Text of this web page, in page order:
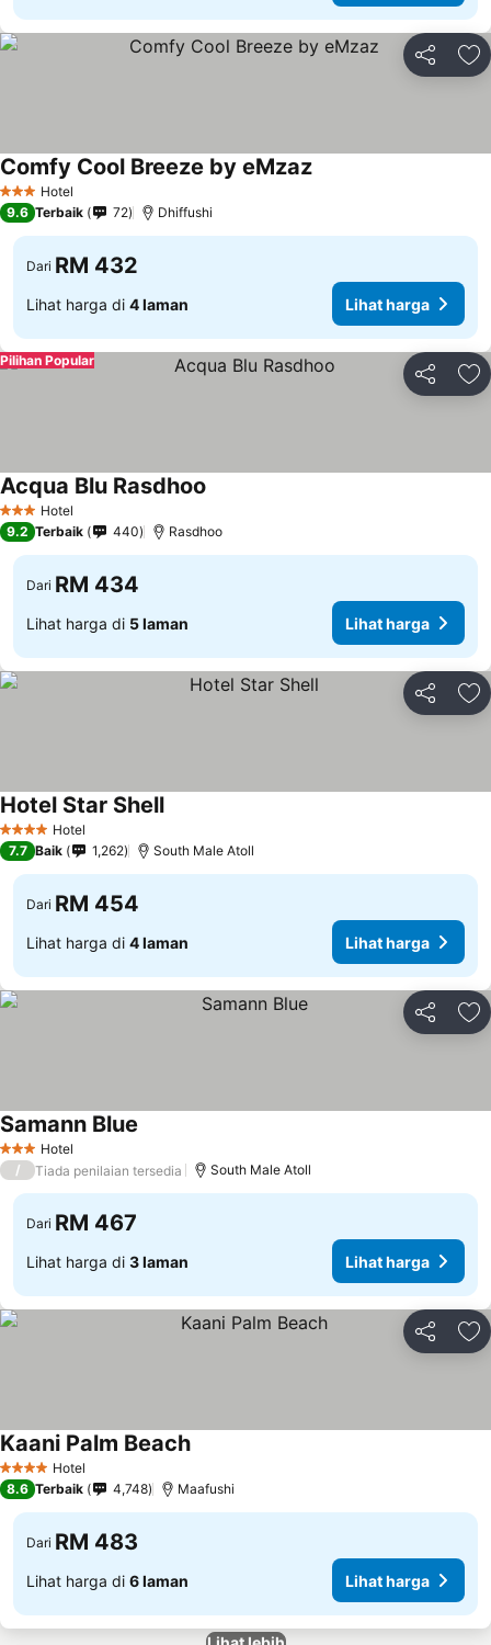
Kongsi
3 BintangHotel
Comfy Cool Breeze by eMzazLihat harga
9.6 Terbaik 72 Dhiffushi
Dari RM 432
Lihat harga di 4 laman Lihat harga
Kongsi
Pilihan Popular
3 BintangHotel
Acqua Blu Rasdhoo
9.2 Terbaik 440 Rasdhoo
Dari RM 434
Lihat harga di 5 laman Lihat harga
Kongsi
4 BintangHotel
Hotel Star ShellLihat harga
7.7 Baik 1,262 South Male Atoll
Dari RM 454
Lihat harga di 4 laman Lihat harga
Kongsi
3 BintangHotel
Samann Blue
/ Tiada penilaian tersedia South Male Atoll
Dari RM 467
Lihat harga di 3 laman Lihat harga
Kongsi
4 BintangHotel
Kaani Palm BeachLihat harga
8.6 Terbaik 4,748 Maafushi
Dari RM 483
Lihat harga di 6 laman Lihat harga